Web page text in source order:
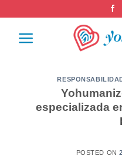
especializada
POSTED ON